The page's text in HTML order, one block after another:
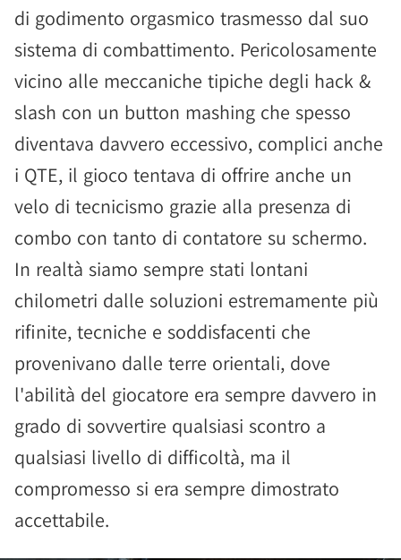
di godimento orgasmico trasmesso dal suo
sistema di combattimento. Pericolosamente
vicino alle meccaniche tipiche degli hack &
slash con un button mashing che spesso
diventava davvero eccessivo, complici anche
i QTE, il gioco tentava di offrire anche un
velo di tecnicismo grazie alla presenza di
combo con tanto di contatore su schermo.
In realtà siamo sempre stati lontani
chilometri dalle soluzioni estremamente più
rifinite, tecniche e soddisfacenti che
provenivano dalle terre orientali, dove
l'abilità del giocatore era sempre davvero in
grado di sovvertire qualsiasi scontro a
qualsiasi livello di difficoltà, ma il
compromesso si era sempre dimostrato
accettabile.